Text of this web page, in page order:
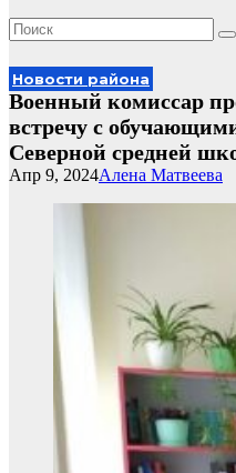
Новости района
Военный комиссар
встречу с
Северной средней
Алена Матвеева
Апр 9, 2024